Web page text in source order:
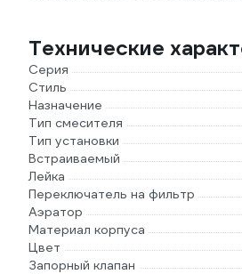
Технические
Серия
Стиль
Назначение
Тип смесителя
Тип установки
Встраиваемый
Лейка
Переключатель на фильтр
Аэратор
Материал корпуса
Цвет
Запорный клапан